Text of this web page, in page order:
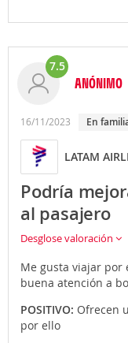
7.5
ANÓNIMO
16/11/2023 En
LATAM
Podría
al pasajero
Desglose valoración
Me gusta viajar por
buena atención a
POSITIVO: Ofrecen
por ello